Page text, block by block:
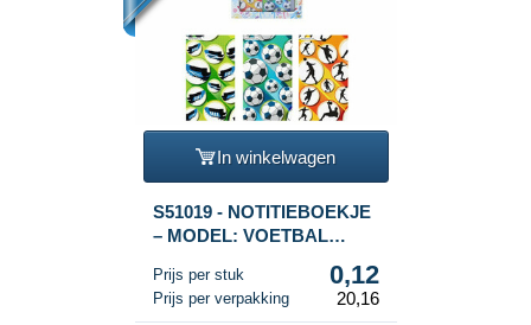
In winkelwagen
S51019 - NOTITIEBOEKJE
– MODEL: VOETBAL
Prijs per stuk 0,12
Prijs per verpakking 20,16